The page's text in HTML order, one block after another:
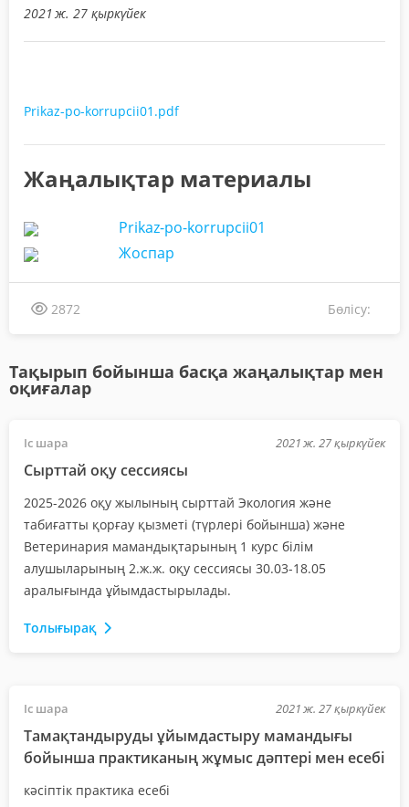
2021 ж. 27 қыркүйек
Prikaz-po-korrupcii01.pdf
Жаңалықтар материалы
Prikaz-po-korrupcii01
Жоспар
2872 Бөлісу:
Тақырып бойынша басқа жаңалықтар мен
оқиғалар
Іс шара 2021 ж. 27 қыркүйек
Сырттай оқу сессиясы
2025-2026 оқу жылының сырттай Экология және
табиғатты қорғау қызметі (түрлері бойынша) және
Ветеринария мамандықтарының 1 курс білім
алушыларының 2.ж.ж. оқу сессиясы 30.03-18.05
аралығында ұйымдастырылады.
Толығырақ
Іс шара 2021 ж. 27 қыркүйек
Тамақтандыруды ұйымдастыру мамандығы
бойынша практиканың жұмыс дәптері мен есебі
кәсіптік практика есебі